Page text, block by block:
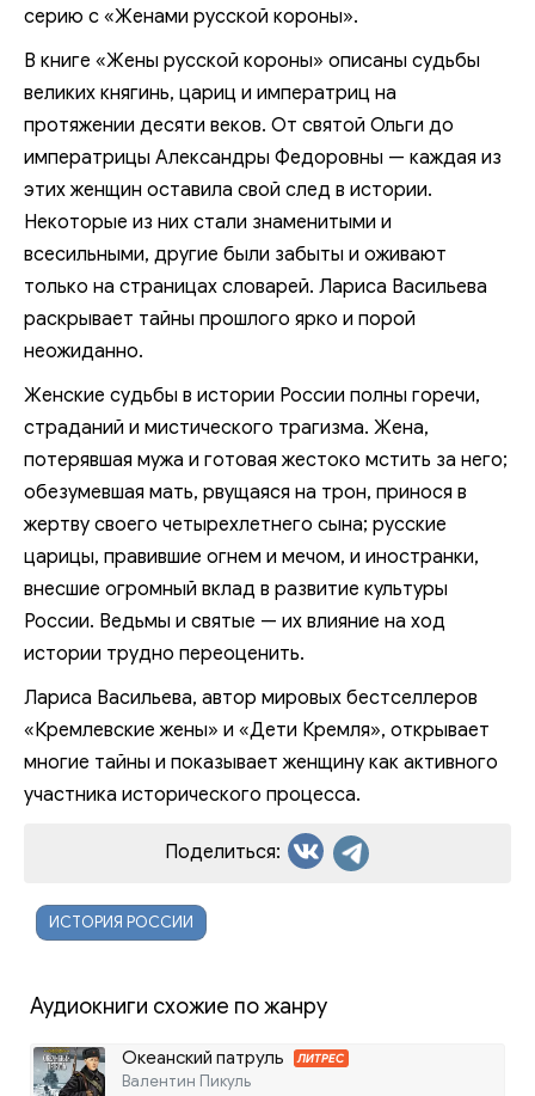
серию с «Женами русской короны».
В книге «Жены русской короны» описаны судьбы
великих княгинь, цариц и императриц на
протяжении десяти веков. От святой Ольги до
императрицы Александры Федоровны — каждая из
этих женщин оставила свой след в истории.
Некоторые из них стали знаменитыми и
всесильными, другие были забыты и оживают
только на страницах словарей. Лариса Васильева
раскрывает тайны прошлого ярко и порой
неожиданно.
Женские судьбы в истории России полны горечи,
страданий и мистического трагизма. Жена,
потерявшая мужа и готовая жестоко мстить за него;
обезумевшая мать, рвущаяся на трон, принося в
жертву своего четырехлетнего сына; русские
царицы, правившие огнем и мечом, и иностранки,
внесшие огромный вклад в развитие культуры
России. Ведьмы и святые — их влияние на ход
истории трудно переоценить.
Лариса Васильева, автор мировых бестселлеров
«Кремлевские жены» и «Дети Кремля», открывает
многие тайны и показывает женщину как активного
участника исторического процесса.
Поделиться:
ИСТОРИЯ РОССИИ
Аудиокниги схожие по жанру
Океанский патруль ЛИТРЕС
Валентин Пикуль